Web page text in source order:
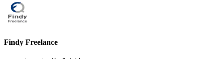
Findy Freelance